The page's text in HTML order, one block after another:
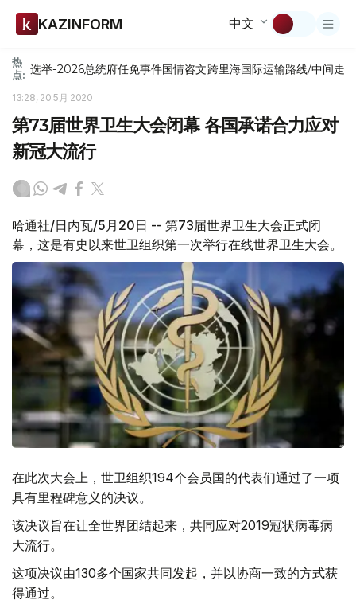
KAZINFORM 中文
热
点: 选举-2026总统府任免事件国情咨文跨里海国际运输路线/中间走廊
13:28, 20 5月 2020
第73届世界卫生大会闭幕 各国承诺合力应对
新冠大流行
哈通社/日内瓦/5月20日 -- 第73届世界卫生大会正式闭
幕，这是有史以来世卫组织第一次举行在线世界卫生大会。
在此次大会上，世卫组织194个会员国的代表们通过了一项
具有里程碑意义的决议。
该决议旨在让全世界团结起来，共同应对2019冠状病毒病
大流行。
这项决议由130多个国家共同发起，并以协商一致的方式获
得通过。